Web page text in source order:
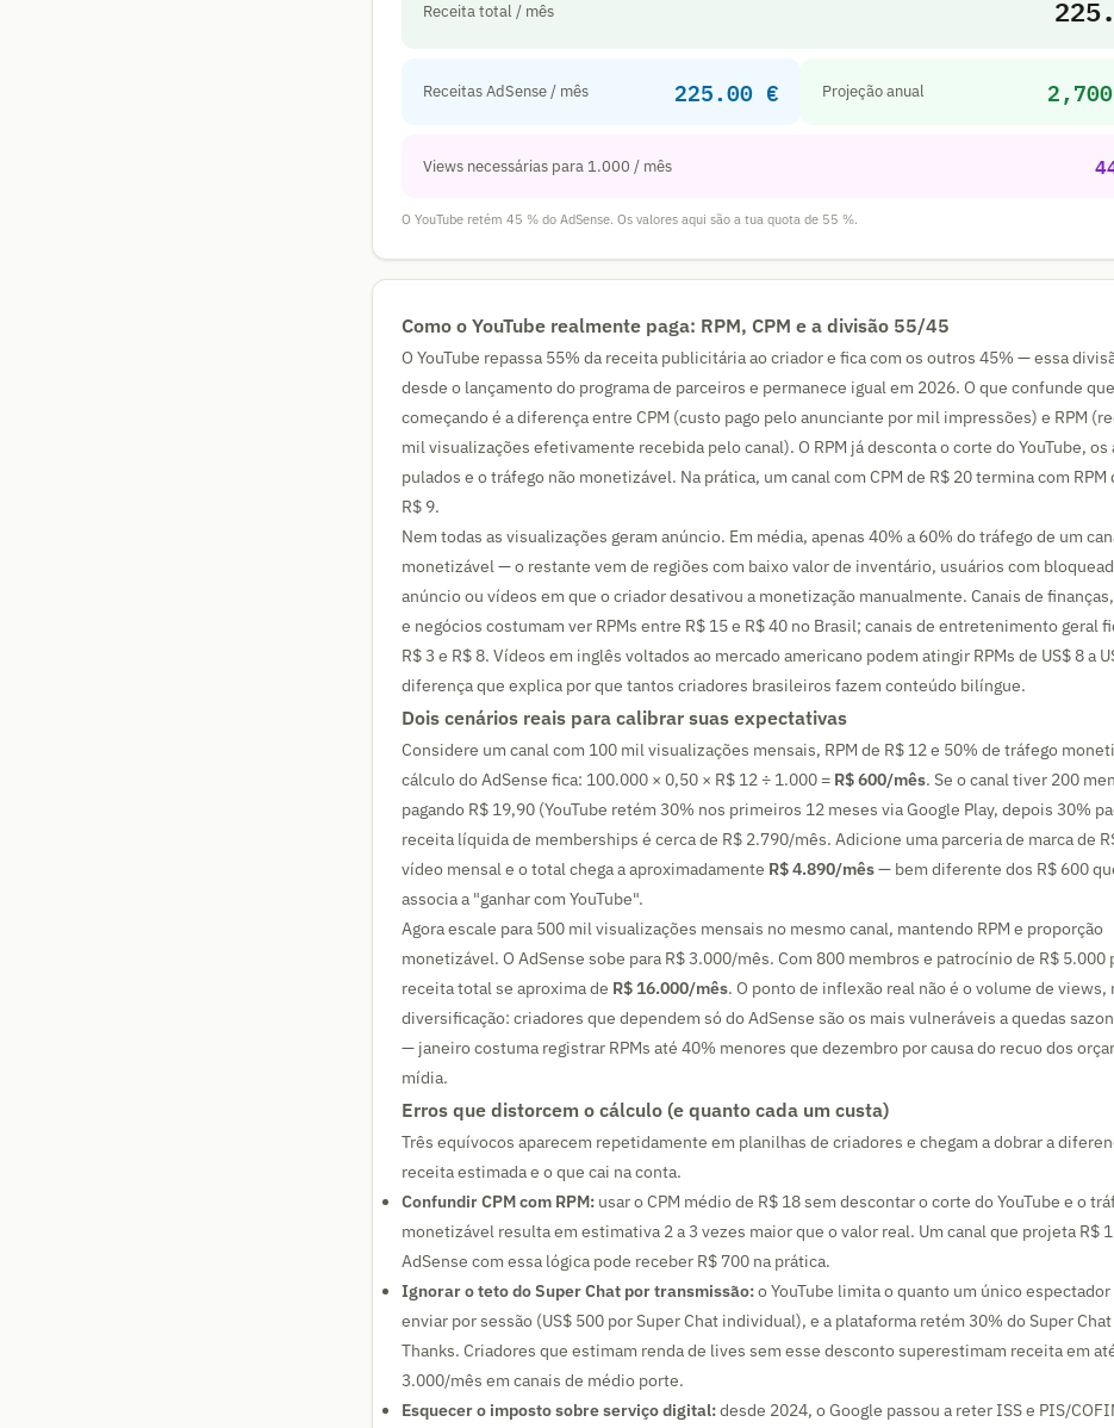
Receita total / mês
Receitas AdSense / mês 225.00 € Projeção anual
Views necessárias para 1.000 / mês
O YouTube retém 45 % do AdSense. Os valores aqui são a tua quota de 55 %.
Como o YouTube realmente paga: RPM, CPM e a divisão 55/45
O YouTube repassa 55% da receita publicitária ao criador e fica com os outros 45% — essa
desde o lançamento do programa de parceiros e permanece igual em 2026. O que confunde
começando é a diferença entre CPM (custo pago pelo anunciante por mil impressões) e RPM
mil visualizações efetivamente recebida pelo canal). O RPM já desconta o corte do YouTube, os
pulados e o tráfego não monetizável. Na prática, um canal com CPM de R$ 20 termina com RPM
R$ 9.
Nem todas as visualizações geram anúncio. Em média, apenas 40% a 60% do tráfego de um
monetizável — o restante vem de regiões com baixo valor de inventário, usuários com
anúncio ou vídeos em que o criador desativou a monetização manualmente. Canais de
e negócios costumam ver RPMs entre R$ 15 e R$ 40 no Brasil; canais de entretenimento geral
R$ 3 e R$ 8. Vídeos em inglês voltados ao mercado americano podem atingir RPMs de US$ 8 a
diferença que explica por que tantos criadores brasileiros fazem conteúdo bilíngue.
Dois cenários reais para calibrar suas expectativas
Considere um canal com 100 mil visualizações mensais, RPM de R$ 12 e 50% de tráfego
cálculo do AdSense fica: 100.000 × 0,50 × R$ 12 ÷ 1.000 = R$ 600/mês. Se o canal tiver 200
pagando R$ 19,90 (YouTube retém 30% nos primeiros 12 meses via Google Play, depois 30%
receita líquida de memberships é cerca de R$ 2.790/mês. Adicione uma parceria de marca de
vídeo mensal e o total chega a aproximadamente R$ 4.890/mês— bem diferente dos R$ 600
associa a "ganhar com YouTube".
Agora escale para 500 mil visualizações mensais no mesmo canal, mantendo RPM e proporção
monetizável. O AdSense sobe para R$ 3.000/mês. Com 800 membros e patrocínio de R$ 5.000
receita total se aproxima de R$ 16.000/mês. O ponto de inflexão real não é o volume de views,
diversificação: criadores que dependem só do AdSense são os mais vulneráveis a quedas
— janeiro costuma registrar RPMs até 40% menores que dezembro por causa do recuo dos
mídia.
Erros que distorcem o cálculo (e quanto cada um custa)
Três equívocos aparecem repetidamente em planilhas de criadores e chegam a dobrar a
receita estimada e o que cai na conta.
Confundir CPM com RPM: usar o CPM médio de R$ 18 sem descontar o corte do YouTube e o
monetizável resulta em estimativa 2 a 3 vezes maior que o valor real. Um canal que projeta R$
AdSense com essa lógica pode receber R$ 700 na prática.
Ignorar o teto do Super Chat por transmissão:o YouTube limita o quanto um único espectador
enviar por sessão (US$ 500 por Super Chat individual), e a plataforma retém 30% do Super
Thanks. Criadores que estimam renda de lives sem esse desconto superestimam receita em
3.000/mês em canais de médio porte.
Esquecer o imposto sobre serviço digital:desde 2024, o Google passou a reter ISS e PIS/